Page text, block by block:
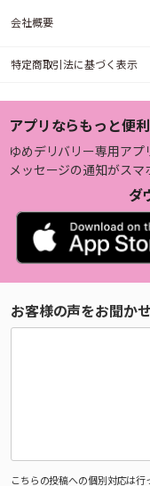
会社概要
特定商取引法に基づく表示
アプリならもっと便
ゆめデリバリー専用アプ
メッセージの通知がスマ
ダ
お客様の声をお聞か
こちらの投稿への個別対応は